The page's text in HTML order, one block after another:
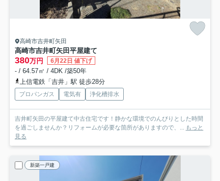
高崎市吉井町矢田
高崎市吉井町矢田平屋建て
380万円 6月22日 値下げ
- / 64.57㎡ / 4DK /築50年
上信電鉄「吉井」駅 徒歩28分
プロパンガス 電気有 浄化槽排水
吉井町矢田の平屋建て中古住宅です！静かな環境でのんびりとした時間
を過ごしませんか？リフォームが必要な箇所がありますので、...
もっと
見る
新築一戸建